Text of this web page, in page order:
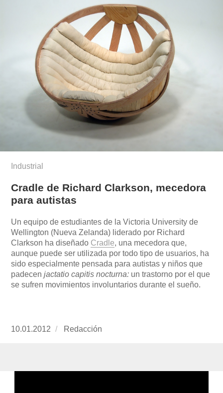
Industrial
Cradle de Richard Clarkson, mecedora
para autistas
Un equipo de estudiantes de la Victoria University de
Wellington (Nueva Zelanda) liderado por Richard
Clarkson ha diseñado Cradle, una mecedora que,
aunque puede ser utilizada por todo tipo de usuarios, ha
sido especialmente pensada para autistas y niños que
padecen jactatio capitis nocturna: un trastorno por el que
se sufren movimientos involuntarios durante el sueño.
Publicado
10.01.2012 https://www.experimenta.es/author/redaccion/
Redacción